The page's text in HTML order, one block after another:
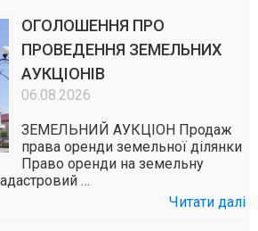
ОГОЛОШЕННЯ ПРО
ПРОВЕДЕННЯ ЗЕМЕЛЬНИХ
АУКЦІОНІВ
06.08.2026
ЗЕМЕЛЬНИЙ АУКЦІОН Продаж
права оренди земельної ділянки
Право оренди на земельну
…
Читати далі